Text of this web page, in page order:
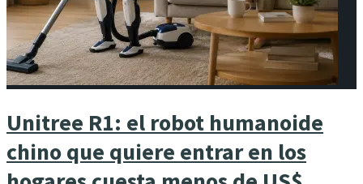
Unitree R1: el robot humanoide
chino que quiere entrar en los